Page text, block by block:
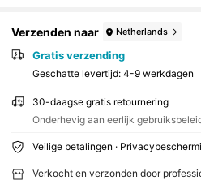
Verzenden naar Netherlands
Gratis verzending
Geschatte levertijd: 4-9 werkdagen
30-daagse gratis retournering
Onderhevig aan eerlijk
Veilige betalingen ·
Verkocht en verzonden door